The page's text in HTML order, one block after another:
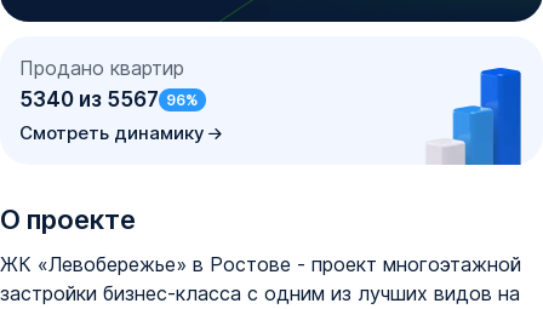
Продано квартир
5340 из 5567 96%
Смотреть динамику
О проекте
ЖК «Левобережье» в Ростове - проект многоэтажной
застройки бизнес-класса с одним из лучших видов на